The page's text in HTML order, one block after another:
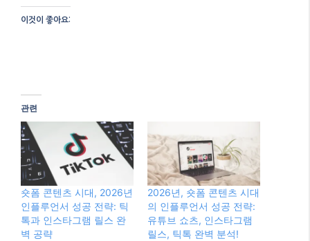
이것이 좋아요:
관련
숏폼 콘텐츠 시대, 2026년
인플루언서 성공 전략: 틱
톡과 인스타그램 릴스 완
벽 공략
2026년, 숏폼 콘텐츠 시대
의 인플루언서 성공 전략:
유튜브 쇼츠, 인스타그램
릴스, 틱톡 완벽 분석!